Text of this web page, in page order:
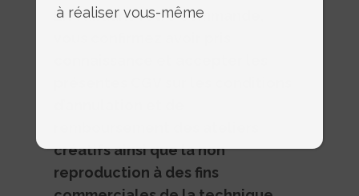
En validant votre commande,
créatifs ainsi que la non
reproduction à des fins
à réaliser vous-même